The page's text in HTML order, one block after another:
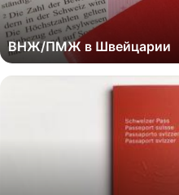
ВНЖ/ПМЖ в Швейцарии